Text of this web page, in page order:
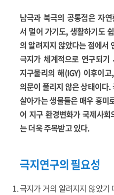
남극과 북극의 공통점은 자
서 멀어 가기도, 생활하기도
의 알려지지 않았다는 점에서
극지가 체계적으로 연구되
지구물리의 해(IGY) 이후이
의문이 풀리지 않은 상태이다
살아가는 생물들은 매우 흥미
어 지구 환경변화가 국제사
는 더욱 주목받고 있다.
극지연구의 필요성
극지가 거의 알려지지 않았기